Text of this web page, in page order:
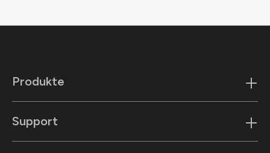
Produkte
Support